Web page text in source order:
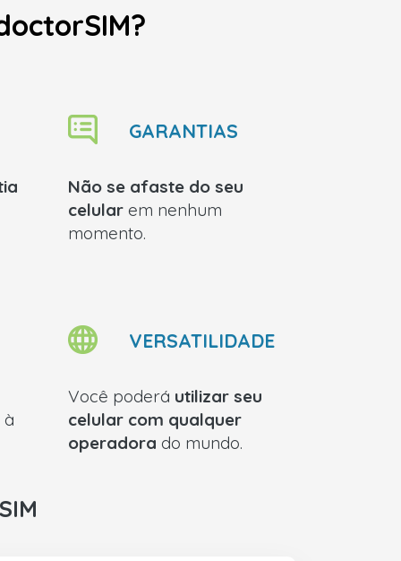
GARANTIAS
Não se afaste do seu
celular em nenhum
momento.
à
VERSATILIDADE
Você poderá utilizar seu
celular com qualquer
operadora do mundo.